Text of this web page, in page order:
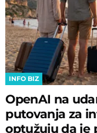
INFO BIZ
OpenAI na
putovanja za
optužuju da je